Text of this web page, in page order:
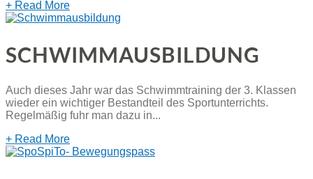
+ Read More
SCHWIMMAUSBILDUNG
Auch dieses Jahr war das Schwimmtraining der 3. Klassen
wieder ein wichtiger Bestandteil des Sportunterrichts.
Regelmäßig fuhr man dazu in...
+ Read More